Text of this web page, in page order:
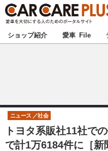
★カーケアプラス認定★
甲信越
東海
ショップ紹介 愛車 File
トヨタ系販社11社で
で計1万6184件に［新
ニュース 社会